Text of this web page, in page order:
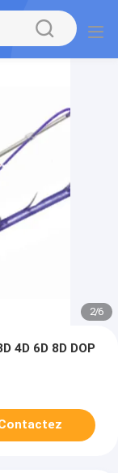
2/6
4D 6D 8D DOP